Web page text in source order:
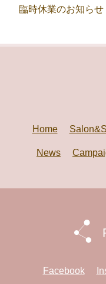
臨時休業のお知らせ
Home
News
Facebook